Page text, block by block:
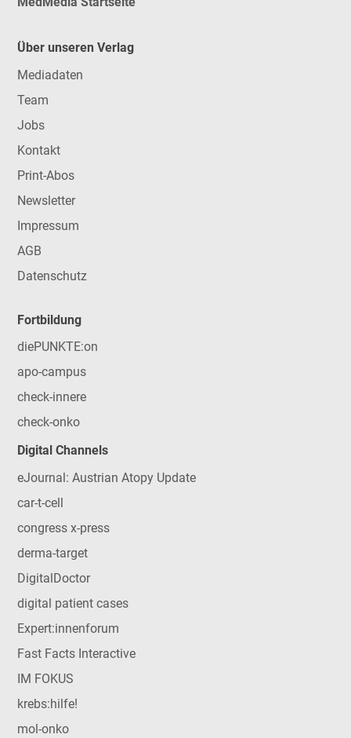
Über unseren Verlag
Mediadaten
Team
Jobs
Kontakt
Print-Abos
Newsletter
Impressum
AGB
Datenschutz
Fortbildung
diePUNKTE:on
apo-campus
check-innere
check-onko
Digital Channels
eJournal: Austrian Atopy Update
car-t-cell
congress x-press
derma-target
DigitalDoctor
digital patient cases
Expert:innenforum
Fast Facts Interactive
IM FOKUS
krebs:hilfe!
mol-onko